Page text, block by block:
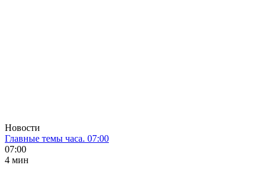
Новости
Главные темы часа. 07:00
07:00
4 мин